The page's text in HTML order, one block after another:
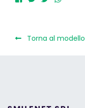
Torna al modello